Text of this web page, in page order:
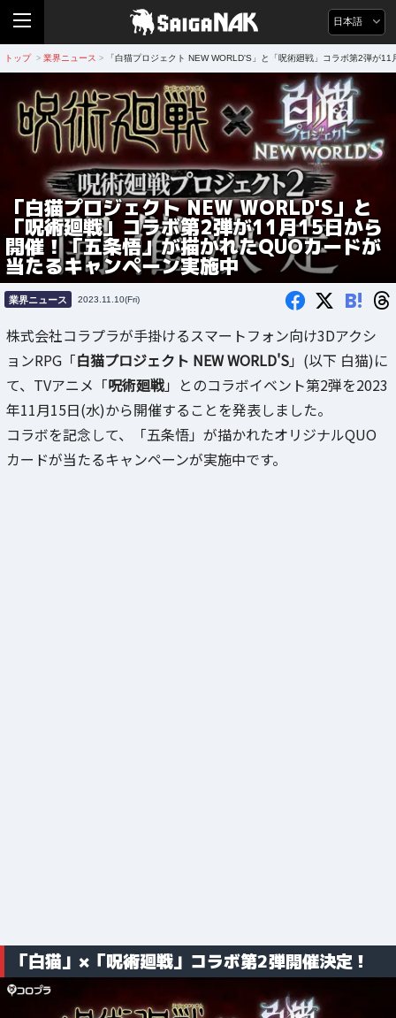
日本語
トップ > 業界ニュース > 「白猫プロジェクト NEW WORLD'S」と「呪術廻戦」コラボ第2弾が
「白猫プロジェクト NEW WORLD'S」と
「呪術廻戦」コラボ第2弾が11月15日から
開催！「五条悟」が描かれたQUOカードが
当たるキャンペーン実施中
業界ニュース 2023.11.10(Fri) B!
株式会社コラプラが手掛けるスマートフォン向け3Dアクシ
ョンRPG「白猫プロジェクト NEW WORLD'S」(以下 白猫)に
て、TVアニメ「呪術廻戦」とのコラボイベント第2弾を2023
年11月15日(水)から開催することを発表しました。
コラボを記念して、「五条悟」が描かれたオリジナルQUO
カードが当たるキャンペーンが実施中です。
「白猫」×「呪術廻戦」コラボ第2弾開催決定！